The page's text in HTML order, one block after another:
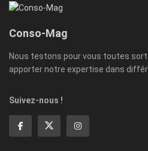
Conso-Mag
Nous testons pour vous toutes
apporter notre expertise dans
Suivez-nous !